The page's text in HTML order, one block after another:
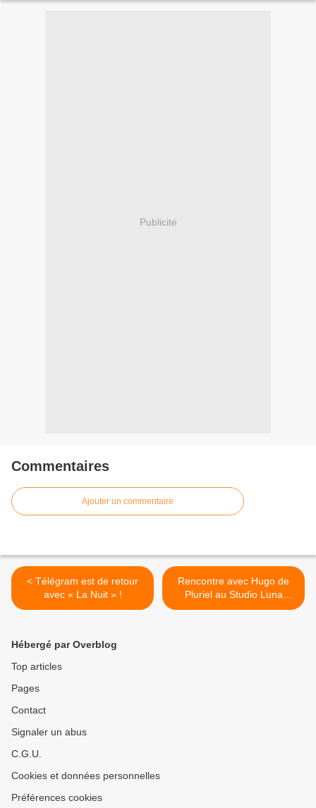
Publicité
Commentaires
Ajouter un commentaire
< Télégram est de retour
avec « La Nuit » !
Rencontre avec Hugo de
Pluriel au Studio Luna
Rossa à l’occasion de la
Hébergé par Overblog
Top articles
Pages
Contact
Signaler un abus
C.G.U.
Cookies et données personnelles
Préférences cookies